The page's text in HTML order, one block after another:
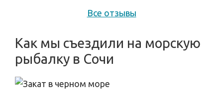
Все отзывы
Как мы съездили на морскую
рыбалку в Сочи